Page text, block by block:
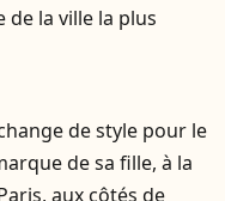
de la ville la plus
de style pour le
de sa fille, à la
aux côtés de